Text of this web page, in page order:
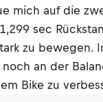
mich auf die
sec
zu
an der
Bike zu